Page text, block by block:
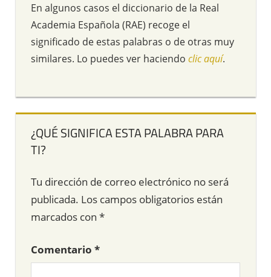
En algunos casos el diccionario de la Real
Academia Española (RAE) recoge el
significado de estas palabras o de otras muy
similares. Lo puedes ver haciendo clic aquí.
¿QUÉ SIGNIFICA ESTA PALABRA PARA
TI?
Tu dirección de correo electrónico no será
publicada. Los campos obligatorios están
marcados con *
Comentario *